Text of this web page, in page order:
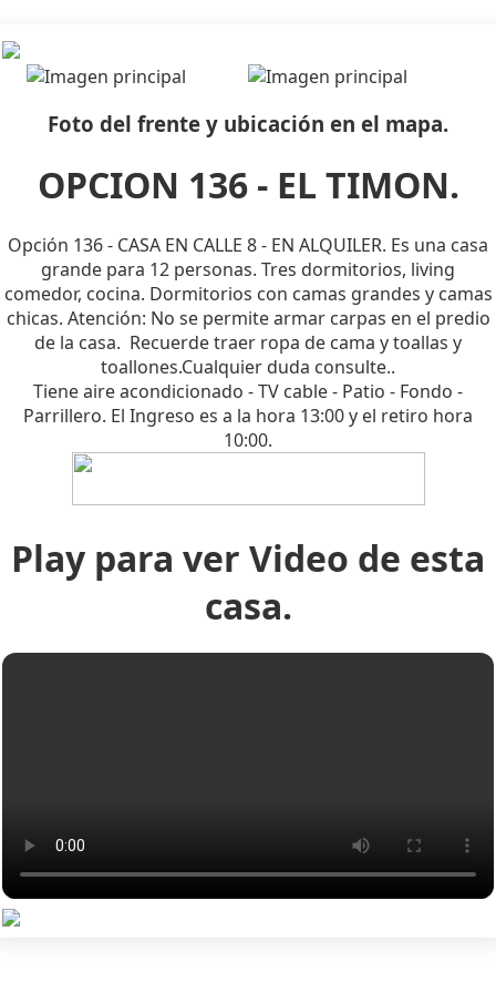
Foto del frente y ubicación en el mapa.
OPCION 136 - EL TIMON.
Opción 136 - CASA EN CALLE 8 - EN ALQUILER. Es una casa
grande para 12 personas. Tres dormitorios, living
comedor, cocina. Dormitorios con camas grandes y camas
chicas. Atención: No se permite armar carpas en el predio
de la casa. Recuerde traer ropa de cama y toallas y
toallones.Cualquier duda consulte..
Tiene aire acondicionado - TV cable - Patio - Fondo -
Parrillero. El Ingreso es a la hora 13:00 y el retiro hora
10:00.
Play para ver Video de esta
casa.